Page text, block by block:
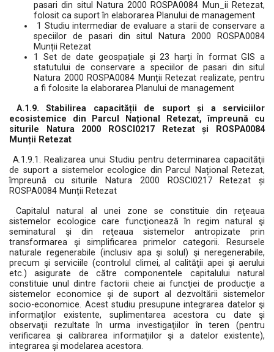
pasari din situl Natura 2000 ROSPA0084 Mun_ii Retezat,
folosit ca suport în elaborarea Planului de management
1 Studiu intermediar de evaluare a starii de conservare a
speciilor de pasari din situl Natura 2000 ROSPA0084
Munții Retezat
1 Set de date geospațiale și 23 harți în format GIS a
statutului de conservare a speciilor de pasari din situl
Natura 2000 ROSPA0084 Munții Retezat realizate, pentru
a fi folosite la elaborarea Planului de management
A.1.9. Stabilirea capacității de suport și a serviciilor
ecosistemice din Parcul Național Retezat, împreună cu
siturile Natura 2000 ROSCI0217 Retezat și ROSPA0084
Munții Retezat
A.1.9.1. Realizarea unui Studiu pentru determinarea capacităţii
de suport a sistemelor ecologice din Parcul Național Retezat,
împreună cu siturile Natura 2000 ROSCI0217 Retezat și
ROSPA0084 Munții Retezat
Capitalul natural al unei zone se constituie din reţeaua
sistemelor ecologice care funcţionează în regim natural şi
seminatural şi din reţeaua sistemelor antropizate prin
transformarea şi simplificarea primelor categorii. Resursele
naturale regenerabile (inclusiv apa şi solul) şi neregenerabile,
precum şi serviciile (controlul climei, al calităţii apei şi aerului
etc.) asigurate de către componentele capitalului natural
constituie unul dintre factorii cheie ai funcţiei de producţie a
sistemelor economice şi de suport al dezvoltării sistemelor
socio-economice. Acest studiu presupune integrarea datelor şi
informaţilor existente, suplimentarea acestora cu date şi
observaţii rezultate în urma investigaţiilor în teren (pentru
verificarea şi calibrarea informaţiilor şi a datelor existente),
integrarea şi modelarea acestora.